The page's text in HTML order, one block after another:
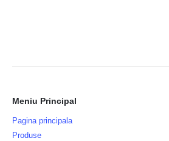
Meniu Principal
Pagina principala
Produse